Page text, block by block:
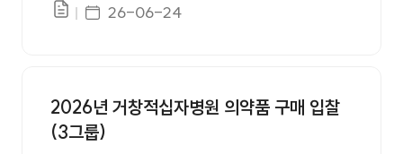
파일있음게시일자
26-06-24
2026년 거창적십자병원 의약품 구매 입찰
(3그룹)